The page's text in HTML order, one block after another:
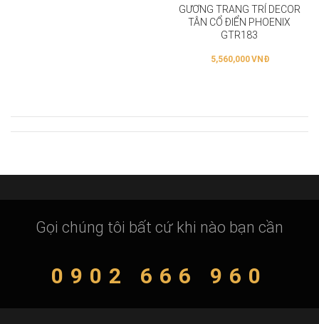
GƯƠNG TRANG TRÍ DECOR
TÂN CỔ ĐIỂN PHOENIX
GTR183
5,560,000VNĐ
Gọi chúng tôi bất cứ khi nào bạn cần
0902 666 960